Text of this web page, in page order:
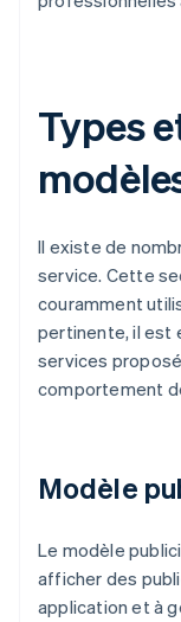
Types
Il existe de
service. Cette
couramment
pertinente, il est
services
comportement
Modèle
Le modèle
afficher des
application et à